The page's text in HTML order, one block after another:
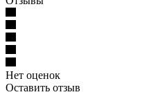
Нет оценок
Оставить отзыв